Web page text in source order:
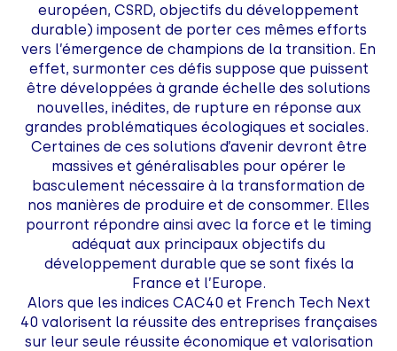
européen, CSRD, objectifs du développement
durable) imposent de porter ces mêmes efforts
vers l’émergence de champions de la transition. En
effet, surmonter ces défis suppose que puissent
être développées à grande échelle des solutions
nouvelles, inédites, de rupture en réponse aux
grandes problématiques écologiques et sociales.
Certaines de ces solutions d’avenir devront être
massives et généralisables pour opérer le
basculement nécessaire à la transformation de
nos manières de produire et de consommer. Elles
pourront répondre ainsi avec la force et le timing
adéquat aux principaux objectifs du
développement durable que se sont fixés la
France et l’Europe.
Alors que les indices CAC40 et French Tech Next
40 valorisent la réussite des entreprises françaises
sur leur seule réussite économique et valorisation